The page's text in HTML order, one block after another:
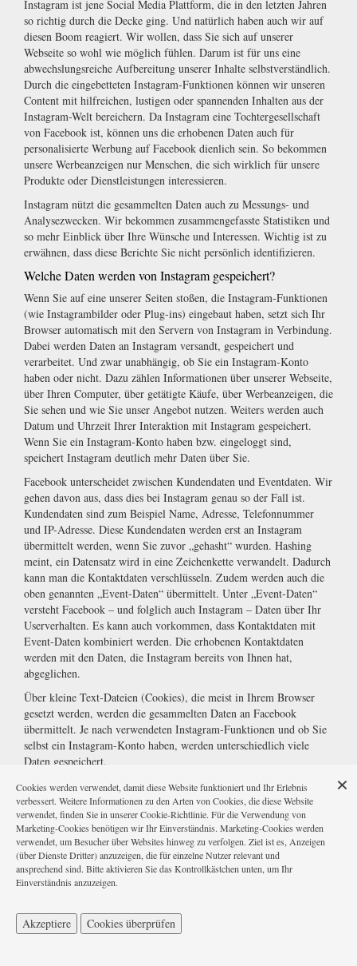
Instagram ist jene Social Media Plattform, die in den letzten Jahren
so richtig durch die Decke ging. Und natürlich haben auch wir auf
diesen Boom reagiert. Wir wollen, dass Sie sich auf unserer
Webseite so wohl wie möglich fühlen. Darum ist für uns eine
abwechslungsreiche Aufbereitung unserer Inhalte selbstverständlich.
Durch die eingebetteten Instagram-Funktionen können wir unseren
Content mit hilfreichen, lustigen oder spannenden Inhalten aus der
Instagram-Welt bereichern. Da Instagram eine Tochtergesellschaft
von Facebook ist, können uns die erhobenen Daten auch für
personalisierte Werbung auf Facebook dienlich sein. So bekommen
unsere Werbeanzeigen nur Menschen, die sich wirklich für unsere
Produkte oder Dienstleistungen interessieren.
Instagram nützt die gesammelten Daten auch zu Messungs- und
Analysezwecken. Wir bekommen zusammengefasste Statistiken und
so mehr Einblick über Ihre Wünsche und Interessen. Wichtig ist zu
erwähnen, dass diese Berichte Sie nicht persönlich identifizieren.
Welche Daten werden von Instagram gespeichert?
Wenn Sie auf eine unserer Seiten stoßen, die Instagram-Funktionen
(wie Instagrambilder oder Plug-ins) eingebaut haben, setzt sich Ihr
Browser automatisch mit den Servern von Instagram in Verbindung.
Dabei werden Daten an Instagram versandt, gespeichert und
verarbeitet. Und zwar unabhängig, ob Sie ein Instagram-Konto
haben oder nicht. Dazu zählen Informationen über unserer Webseite,
über Ihren Computer, über getätigte Käufe, über Werbeanzeigen, die
Sie sehen und wie Sie unser Angebot nutzen. Weiters werden auch
Datum und Uhrzeit Ihrer Interaktion mit Instagram gespeichert.
Wenn Sie ein Instagram-Konto haben bzw. eingeloggt sind,
speichert Instagram deutlich mehr Daten über Sie.
Facebook unterscheidet zwischen Kundendaten und Eventdaten. Wir
gehen davon aus, dass dies bei Instagram genau so der Fall ist.
Kundendaten sind zum Beispiel Name, Adresse, Telefonnummer
und IP-Adresse. Diese Kundendaten werden erst an Instagram
übermittelt werden, wenn Sie zuvor „gehasht“ wurden. Hashing
meint, ein Datensatz wird in eine Zeichenkette verwandelt. Dadurch
kann man die Kontaktdaten verschlüsseln. Zudem werden auch die
oben genannten „Event-Daten“ übermittelt. Unter „Event-Daten“
versteht Facebook – und folglich auch Instagram – Daten über Ihr
Userverhalten. Es kann auch vorkommen, dass Kontaktdaten mit
Event-Daten kombiniert werden. Die erhobenen Kontaktdaten
werden mit den Daten, die Instagram bereits von Ihnen hat,
abgeglichen.
Über kleine Text-Dateien (Cookies), die meist in Ihrem Browser
gesetzt werden, werden die gesammelten Daten an Facebook
übermittelt. Je nach verwendeten Instagram-Funktionen und ob Sie
selbst ein Instagram-Konto haben, werden unterschiedlich viele
Daten gespeichert.
Wir gehen davon aus, dass bei Instagram die Datenverarbeitung
gleich funktioniert wie bei Facebook. Das bedeutet: wenn Sie ein
Instagram-Konto haben oderwww.instagram.combesucht haben,
hat Instagram zumindest ein Cookie gesetzt. Wenn das der Fall ist,
sendet Ihr Browser über das Cookie Infos an Instagram, sobald Sie
mit einer Instagram-Funktion in Berührung kommen. Spätestens
nach 90 Tagen (nach Abgleichung) werden diese Daten wieder
Datenverarbeitung von Instagram beschäftigt haben, können wir
nicht ganz genau sagen, welche Daten Instagram exakt sammelt und
Cookies werden verwendet, damit diese Website funktioniert und Ihr Erlebnis
verbessert. Weitere Informationen zu den Arten von Cookies, die diese Website
verwendet, finden Sie in unserer Cookie-Richtlinie. Für die Verwendung von
Marketing-Cookies benötigen wir Ihr Einverständnis. Marketing-Cookies werden
verwendet, um Besucher über Websites hinweg zu verfolgen. Ziel ist es, Anzeigen
(über Dienste Dritter) anzuzeigen, die für einzelne Nutzer relevant und
ansprechend sind. Bitte aktivieren Sie das Kontrollkästchen unten, um Ihr
Einverständnis anzuzeigen.
Akzeptiere Cookies überprüfen